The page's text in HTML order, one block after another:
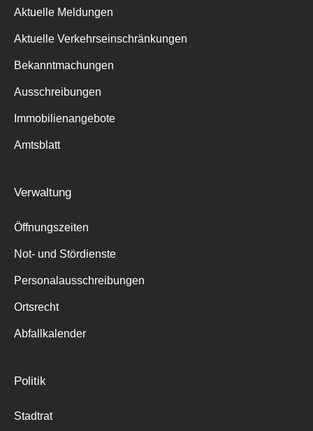
Aktuelle Meldungen
Aktuelle Verkehrseinschränkungen
Bekanntmachungen
Ausschreibungen
Immobilienangebote
Amtsblatt
Verwaltung
Öffnungszeiten
Not- und Stördienste
Personalausschreibungen
Ortsrecht
Abfallkalender
Politik
Stadtrat